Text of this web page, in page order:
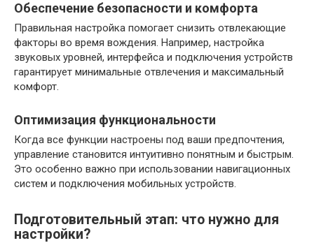
Обеспечение безопасности и комфорта
Правильная настройка помогает снизить отвлекающие
факторы во время вождения. Например, настройка
звуковых уровней, интерфейса и подключения устройств
гарантирует минимальные отвлечения и максимальный
комфорт.
Оптимизация функциональности
Когда все функции настроены под ваши предпочтения,
управление становится интуитивно понятным и быстрым.
Это особенно важно при использовании навигационных
систем и подключения мобильных устройств.
Подготовительный этап: что нужно для
настройки?